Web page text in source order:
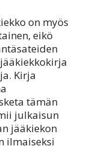
on myös
eikö
Kirja
tämän
julkaisun
jääkiekon
ilmaiseksi